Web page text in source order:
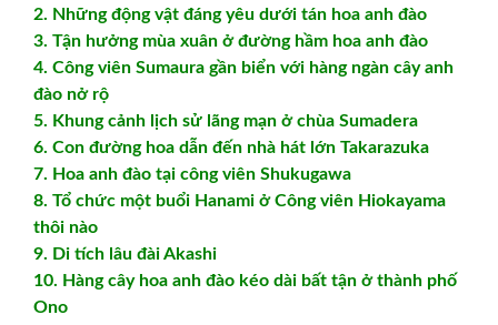
2. Những động vật đáng yêu dưới tán hoa anh đào
3. Tận hưởng mùa xuân ở đường hầm hoa anh đào
4. Công viên Sumaura gần biển với hàng ngàn cây anh
đào nở rộ
5. Khung cảnh lịch sử lãng mạn ở chùa Sumadera
6. Con đường hoa dẫn đến nhà hát lớn Takarazuka
7. Hoa anh đào tại công viên Shukugawa
8. Tổ chức một buổi Hanami ở Công viên Hiokayama
thôi nào
9. Di tích lâu đài Akashi
10. Hàng cây hoa anh đào kéo dài bất tận ở thành phố
Ono